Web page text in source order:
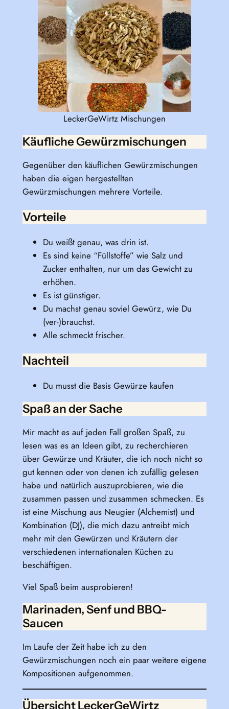
LeckerGeWirtz Mischungen
Käufliche Gewürzmischungen
Gegenüber den käuflichen Gewürzmischungen
haben die eigen hergestellten
Gewürzmischungen mehrere Vorteile.
Vorteile
Du weißt genau, was drin ist.
Es sind keine “Füllstoffe” wie Salz und
Zucker enthalten, nur um das Gewicht zu
erhöhen.
Es ist günstiger.
Du machst genau soviel Gewürz, wie Du
(ver-)brauchst.
Alle schmeckt frischer.
Nachteil
Du musst die Basis Gewürze kaufen
Spaß an der Sache
Mir macht es auf jeden Fall großen Spaß, zu
lesen was es an Ideen gibt, zu recherchieren
über Gewürze und Kräuter, die ich noch nicht so
gut kennen oder von denen ich zufällig gelesen
habe und natürlich auszuprobieren, wie die
zusammen passen und zusammen schmecken. Es
ist eine Mischung aus Neugier (Alchemist) und
Kombination (DJ), die mich dazu antreibt mich
mehr mit den Gewürzen und Kräutern der
verschiedenen internationalen Küchen zu
beschäftigen.
Viel Spaß beim ausprobieren!
Marinaden, Senf und BBQ-
Saucen
Im Laufe der Zeit habe ich zu den
Gewürzmischungen noch ein paar weitere eigene
Kompositionen aufgenommen.
Übersicht LeckerGeWirtz